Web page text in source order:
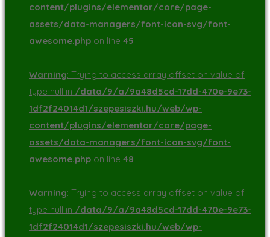
content/plugins/elementor/core/page-
assets/data-managers/font-icon-svg/font-
awesome.php on line 45
Warning: Trying to access array offset on value of
type null in /data/9/a/9a48d5cd-17dd-470e-9e73-
1df2f24014d1/szepesiszki.hu/web/wp-
content/plugins/elementor/core/page-
assets/data-managers/font-icon-svg/font-
awesome.php on line 48
Warning: Trying to access array offset on value of
type null in /data/9/a/9a48d5cd-17dd-470e-9e73-
1df2f24014d1/szepesiszki.hu/web/wp-